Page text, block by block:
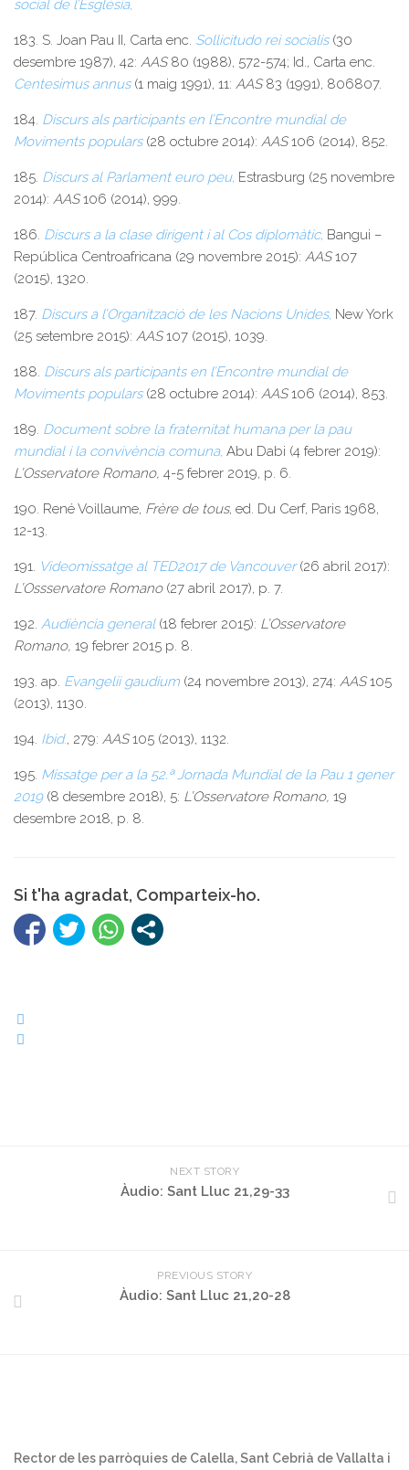
social de l’Església,
183. S. Joan Pau II, Carta enc. Sollicitudo rei socialis(30
desembre 1987), 42: AAS80 (1988), 572-574; Id., Carta enc.
Centesimus annus(1 maig 1991), 11: AAS83 (1991), 806807.
184. Discurs als participants en l’Encontre mundial de
Moviments populars(28 octubre 2014): AAS106 (2014), 852.
185. Discurs al Parlament euro peu, Estrasburg (25 novembre
2014): AAS106 (2014), 999.
186. Discurs a la clase dirigent i al Cos diplomàtic, Bangui –
República Centroafricana (29 novembre 2015): AAS107
(2015), 1320.
187. Discurs a l’Organització de les Nacions Unides, New York
(25 setembre 2015): AAS107 (2015), 1039.
188. Discurs als participants en l’Encontre mundial de
Moviments populars(28 octubre 2014): AAS106 (2014), 853.
189. Document sobre la fraternitat humana per la pau
mundial i la convivència comuna, Abu Dabi (4 febrer 2019):
L’Osservatore Romano, 4-5 febrer 2019, p. 6.
190. René Voillaume, Frère de tous, ed. Du Cerf, Paris 1968,
12-13.
191. Videomissatge al TED2017 de Vancouver(26 abril 2017):
L’Ossservatore Romano(27 abril 2017), p. 7.
192. Audiència general(18 febrer 2015): L’Osservatore
Romano, 19 febrer 2015 p. 8.
193. ap. Evangelii gaudium (24 novembre 2013), 274: AAS105
(2013), 1130.
194. Ibid., 279: AAS105 (2013), 1132.
195. Missatge per a la 52.ª Jornada Mundial de la Pau 1 gener
2019(8 desembre 2018), 5: L’Osservatore Romano, 19
desembre 2018, p. 8.
Si t'ha agradat, Comparteix-ho.
NEXT STORY
Àudio: Sant Lluc 21,29-33
PREVIOUS STORY
Àudio: Sant Lluc 21,20-28
Rector de les parròquies de Calella, Sant Cebrià de Vallalta i